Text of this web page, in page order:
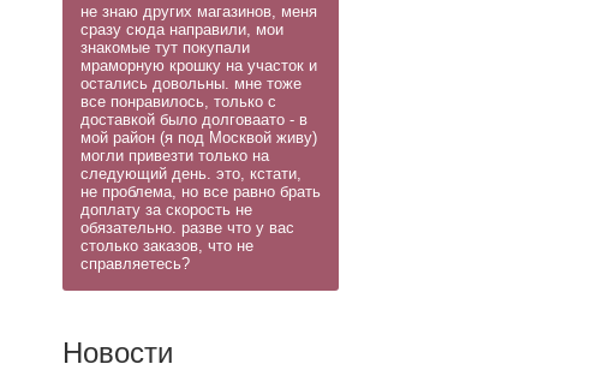
не знаю других магазинов, меня
сразу сюда направили, мои
знакомые тут покупали
мраморную крошку на участок и
остались довольны. мне тоже
все понравилось, только с
доставкой было долговаато - в
мой район (я под Москвой живу)
могли привезти только на
следующий день. это, кстати,
не проблема, но все равно брать
доплату за скорость не
обязательно. разве что у вас
столько заказов, что не
справляетесь?
Новости